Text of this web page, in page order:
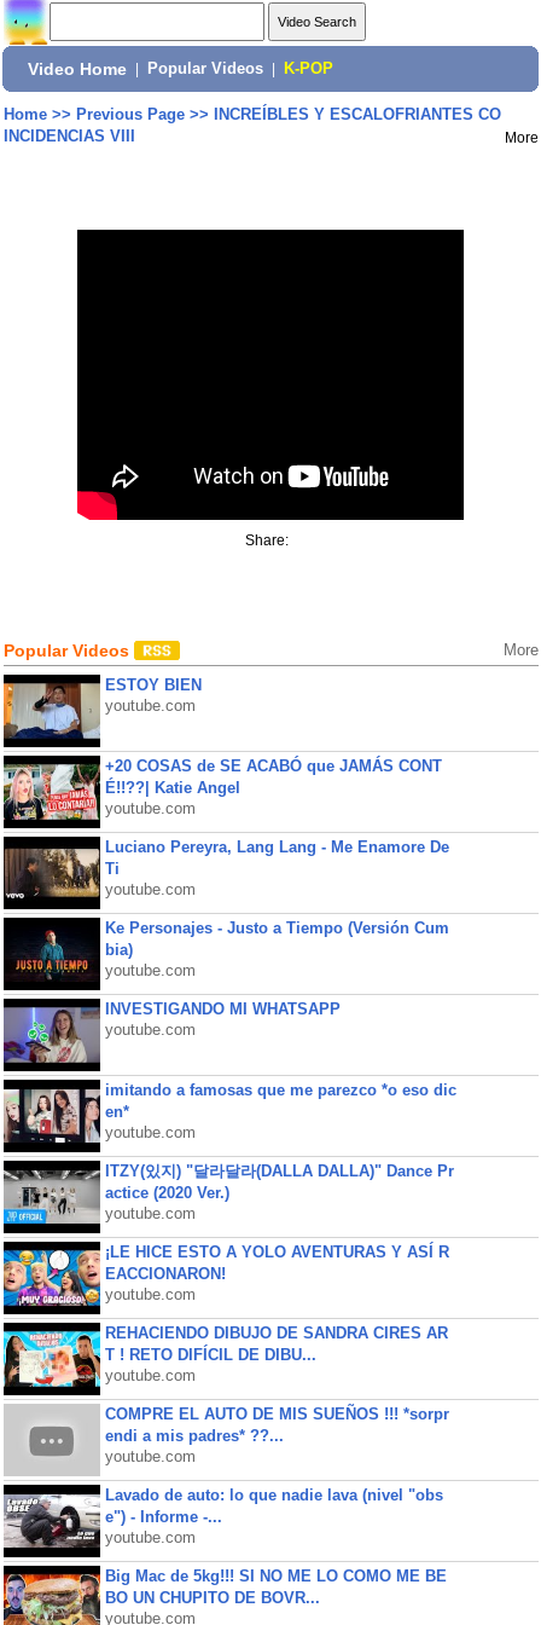
Video Home Popular Videos K-POP
Home>> Previous Page>>
INCREÍBLES Y ESCALOFRIANTES CO
INCIDENCIAS VIII
More
Share:
Popular Videos More
ESTOY BIEN
youtube.com
+20 COSAS de SE ACABÓ que JAMÁS CONT
É!!??| Katie Angel
youtube.com
Luciano Pereyra, Lang Lang - Me Enamore De
Ti
youtube.com
Ke Personajes - Justo a Tiempo (Versión Cum
bia)
youtube.com
INVESTIGANDO MI WHATSAPP
youtube.com
imitando a famosas que me parezco *o eso dic
en*
youtube.com
ITZY(있지) "달라달라(DALLA DALLA)" Dance Pr
actice (2020 Ver.)
youtube.com
¡LE HICE ESTO A YOLO AVENTURAS Y ASÍ R
EACCIONARON!
youtube.com
REHACIENDO DIBUJO DE SANDRA CIRES AR
T ! RETO DIFÍCIL DE DIBU...
youtube.com
COMPRE EL AUTO DE MIS SUEÑOS !!! *sorpr
endi a mis padres* ??...
youtube.com
Lavado de auto: lo que nadie lava (nivel "obs
e") - Informe -...
youtube.com
Big Mac de 5kg!!! SI NO ME LO COMO ME BE
BO UN CHUPITO DE BOVR...
youtube.com